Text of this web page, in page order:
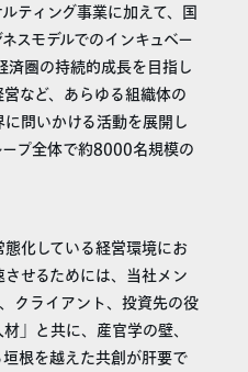
ティング事業に加えて、国
スモデルでのインキュベー
済圏の持続的成長を目指し
など、あらゆる組織体の
に問いかける活動を展開し
プ全体で約8000名規模の
化している経営環境にお
せるためには、当社メン
クライアント、投資先の役
」と共に、産官学の壁、
根を越えた共創が肝要で